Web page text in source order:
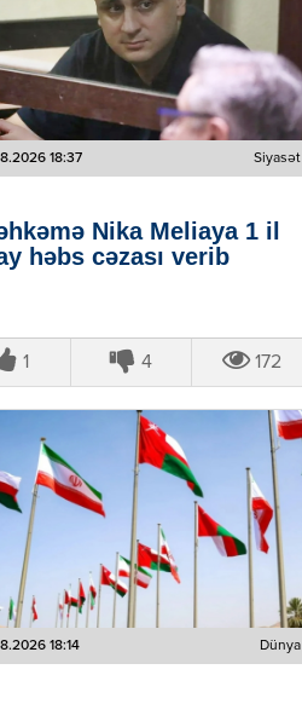
18:37 Siyasət
Nika Meliaya 1 il
həbs cəzası verib
1 4 172
18:14 Dünya